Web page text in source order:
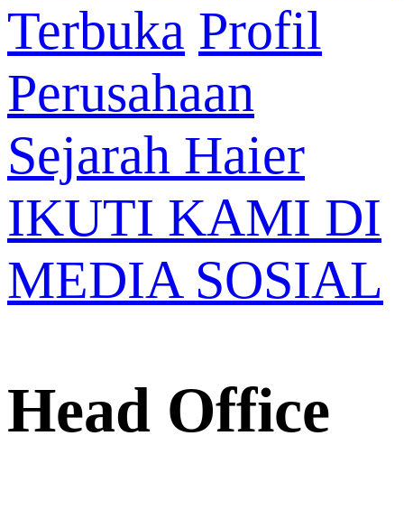
Terbuka Profil
Perusahaan
Sejarah Haier
IKUTI KAMI DI
MEDIA SOSIAL
Head Office